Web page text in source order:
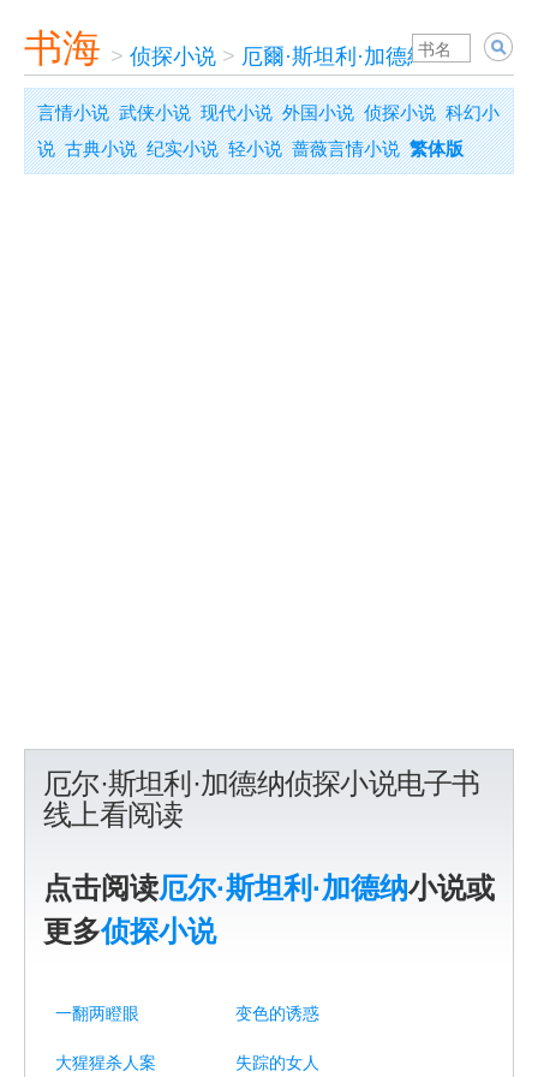
书海 > 侦探小说 > 厄爾·斯坦利·加德納
言情小说 武侠小说 现代小说 外国小说 侦探小说 科幻小
说 古典小说 纪实小说 轻小说 蔷薇言情小说 繁体版
厄尔·斯坦利·加德纳侦探小说电子书
线上看阅读
点击阅读厄尔·斯坦利·加德纳小说或
更多侦探小说
一翻两瞪眼 变色的诱惑
大猩猩杀人案 失踪的女人